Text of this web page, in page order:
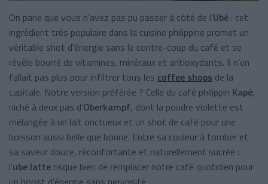
On parie que vous n’avez pas pu passer à côté de l’Ubé : cet
ingrédient très populaire dans la cuisine philippine promet un
véritable shot d'énergie sans le contre-coup du café et se
révèle bourré de vitamines, minéraux et antioxydants. Il n’en
fallait pas plus pour infiltrer tous les coffee shops de la
capitale. Notre version préférée ? Celle du café philippin Kapé,
niché à deux pas d’Oberkampf, dont la poudre violette est
mélangée à un lait onctueux et un shot de café pour une
boisson aussi belle que bonne. Entre sa couleur à tomber et
sa saveur douce, réconfortante et naturellement sucrée :
l’ube latte risque bien de remplacer notre café quotidien pour